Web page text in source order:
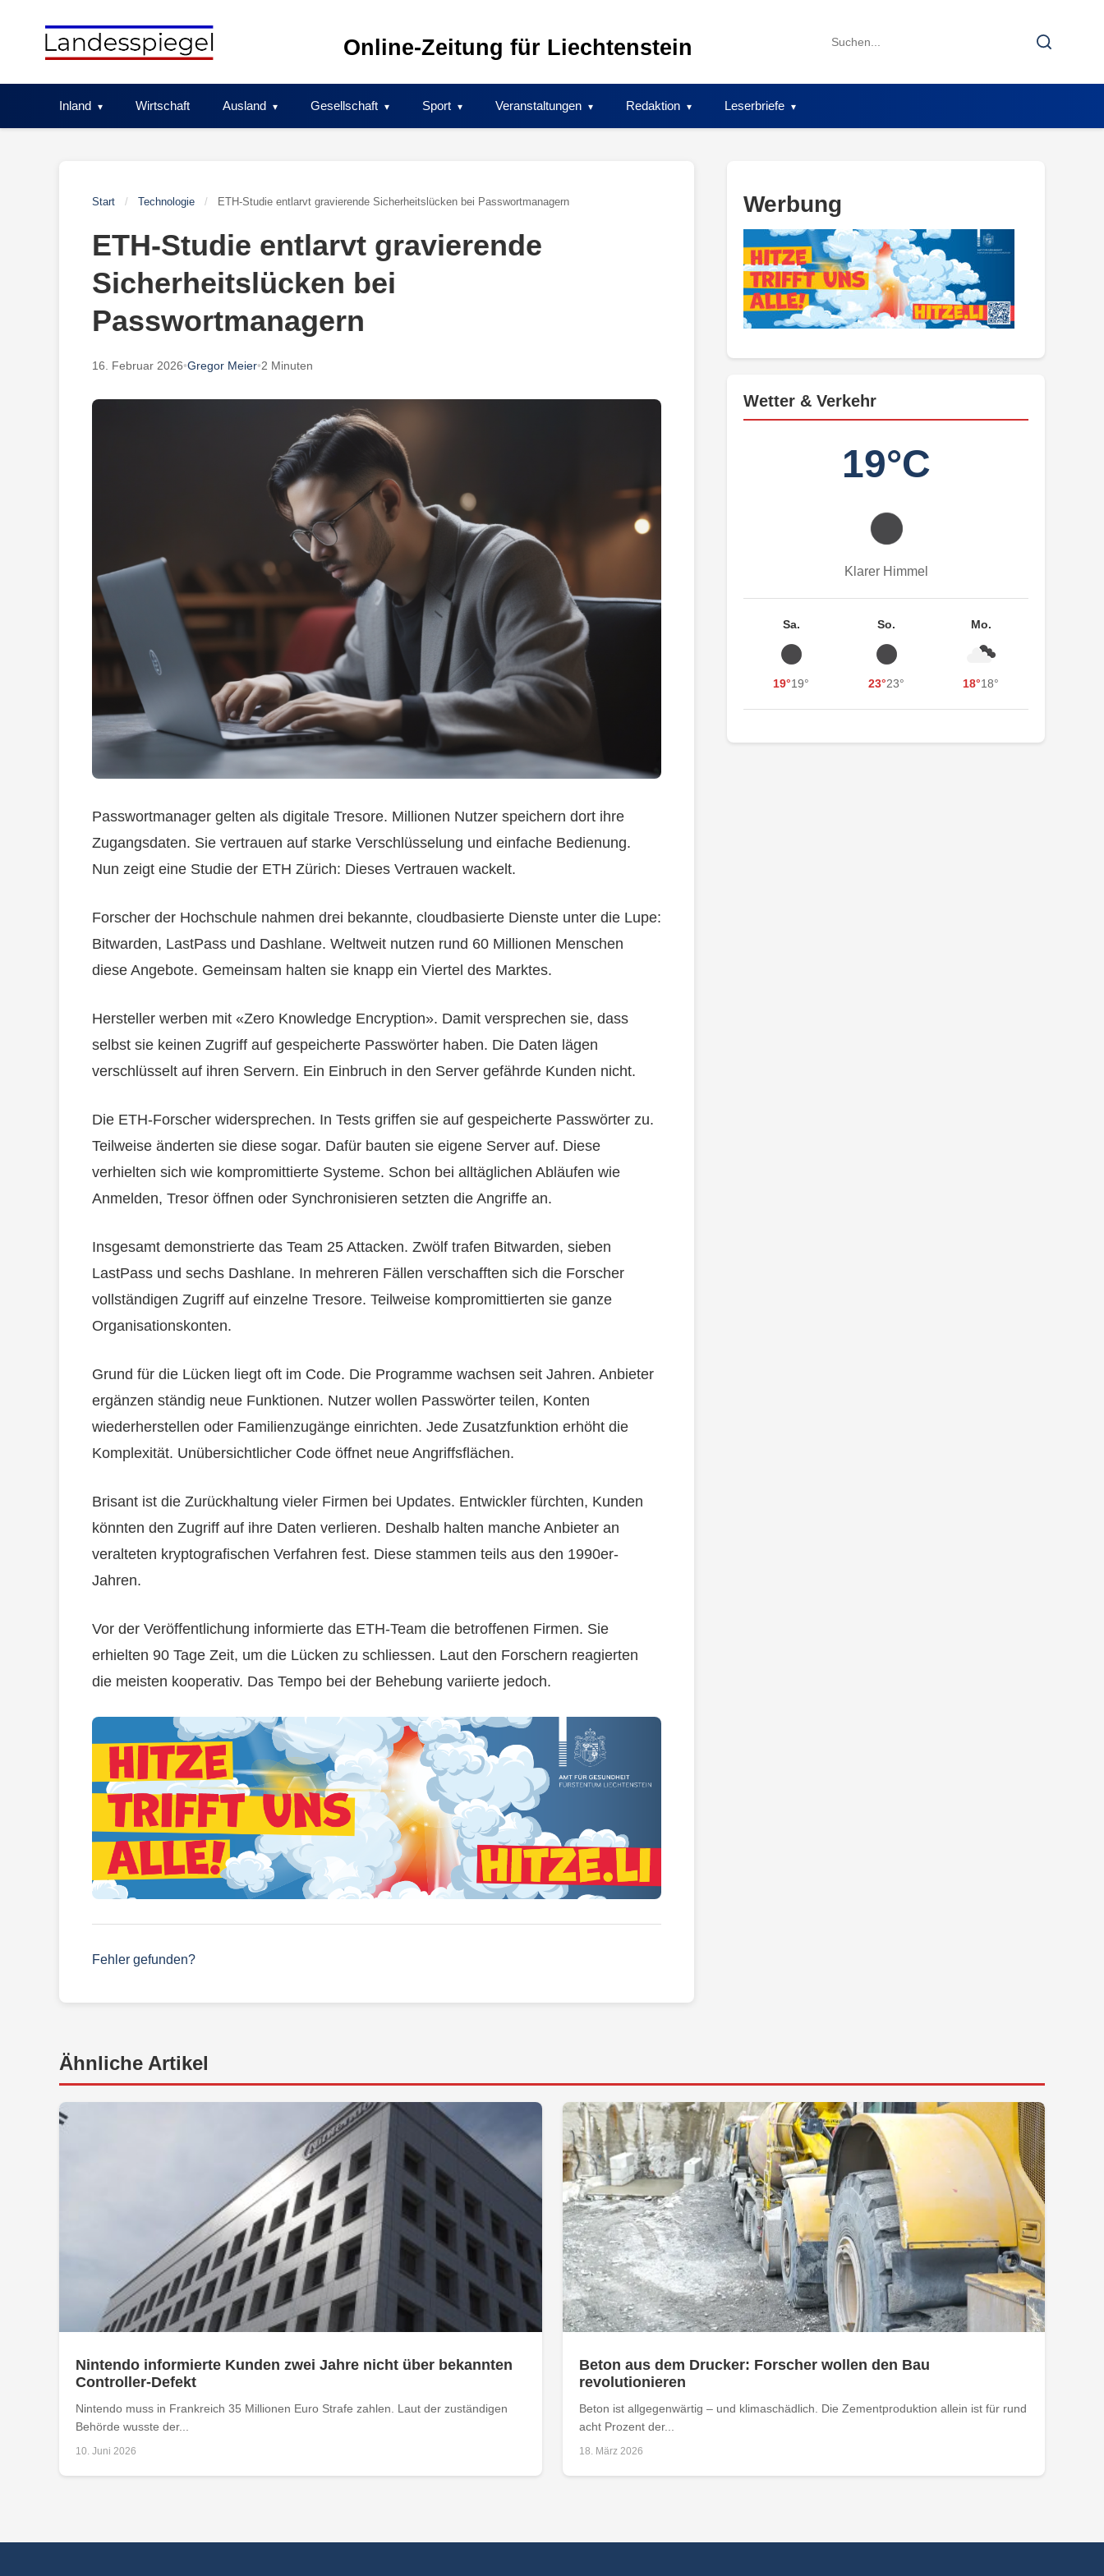
Online-Zeitung für Liechtenstein
Search
Search
Inland Wirtschaft Ausland Gesellschaft Sport Veranstaltungen Redaktion Leserbriefe
Start / Technologie / ETH-Studie entlarvt gravierende Sicherheitslücken bei Passwortmanagern
ETH-Studie entlarvt gravierende
Sicherheitslücken bei
Passwortmanagern
16. Februar 2026•Gregor Meier•2 Minuten
Passwortmanager gelten als digitale Tresore. Millionen Nutzer speichern dort ihre
Zugangsdaten. Sie vertrauen auf starke Verschlüsselung und einfache Bedienung.
Nun zeigt eine Studie der ETH Zürich: Dieses Vertrauen wackelt.
Forscher der Hochschule nahmen drei bekannte, cloudbasierte Dienste unter die Lupe:
Bitwarden, LastPass und Dashlane. Weltweit nutzen rund 60 Millionen Menschen
diese Angebote. Gemeinsam halten sie knapp ein Viertel des Marktes.
Hersteller werben mit «Zero Knowledge Encryption». Damit versprechen sie, dass
selbst sie keinen Zugriff auf gespeicherte Passwörter haben. Die Daten lägen
verschlüsselt auf ihren Servern. Ein Einbruch in den Server gefährde Kunden nicht.
Die ETH-Forscher widersprechen. In Tests griffen sie auf gespeicherte Passwörter zu.
Teilweise änderten sie diese sogar. Dafür bauten sie eigene Server auf. Diese
verhielten sich wie kompromittierte Systeme. Schon bei alltäglichen Abläufen wie
Anmelden, Tresor öffnen oder Synchronisieren setzten die Angriffe an.
Insgesamt demonstrierte das Team 25 Attacken. Zwölf trafen Bitwarden, sieben
LastPass und sechs Dashlane. In mehreren Fällen verschafften sich die Forscher
vollständigen Zugriff auf einzelne Tresore. Teilweise kompromittierten sie ganze
Organisationskonten.
Grund für die Lücken liegt oft im Code. Die Programme wachsen seit Jahren. Anbieter
ergänzen ständig neue Funktionen. Nutzer wollen Passwörter teilen, Konten
wiederherstellen oder Familienzugänge einrichten. Jede Zusatzfunktion erhöht die
Komplexität. Unübersichtlicher Code öffnet neue Angriffsflächen.
Brisant ist die Zurückhaltung vieler Firmen bei Updates. Entwickler fürchten, Kunden
könnten den Zugriff auf ihre Daten verlieren. Deshalb halten manche Anbieter an
veralteten kryptografischen Verfahren fest. Diese stammen teils aus den 1990er-
Jahren.
Vor der Veröffentlichung informierte das ETH-Team die betroffenen Firmen. Sie
erhielten 90 Tage Zeit, um die Lücken zu schliessen. Laut den Forschern reagierten
die meisten kooperativ. Das Tempo bei der Behebung variierte jedoch.
Fehler gefunden?
Werbung
Wetter & Verkehr
19°C
Klarer Himmel
Sa.
19°19°
So.
23°23°
Mo.
18°18°
Ähnliche Artikel
Nintendo informierte Kunden zwei Jahre nicht über bekannten
Controller-Defekt
Nintendo muss in Frankreich 35 Millionen Euro Strafe zahlen. Laut der zuständigen
Behörde wusste der...
10. Juni 2026
Beton aus dem Drucker: Forscher wollen den Bau
revolutionieren
Beton ist allgegenwärtig – und klimaschädlich. Die Zementproduktion allein ist für rund
acht Prozent der...
18. März 2026